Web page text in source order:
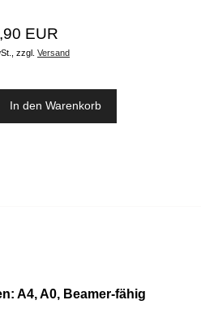
EUR
zzgl. Versand
In den Warenkorb
A4, A0, Beamer-fähig